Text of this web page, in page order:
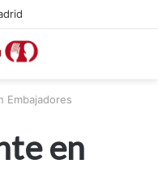
Embajadores
en